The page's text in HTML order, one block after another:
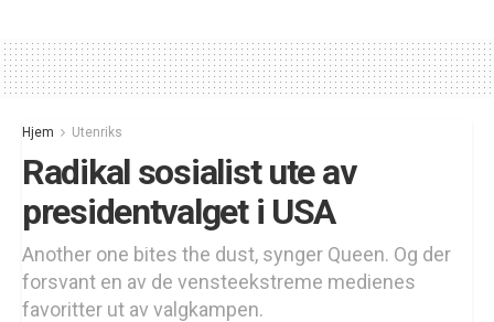
Hjem Utenriks
Radikal sosialist ute av
presidentvalget i USA
Another one bites the dust, synger Queen. Og der
forsvant en av de vensteekstreme medienes
favoritter ut av valgkampen.